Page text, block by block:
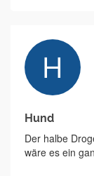
Hund
Der halbe
wäre es ein